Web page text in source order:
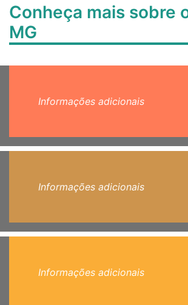
Conheça mais sobre
MG
Informações adicionais
Informações adicionais
Informações adicionais